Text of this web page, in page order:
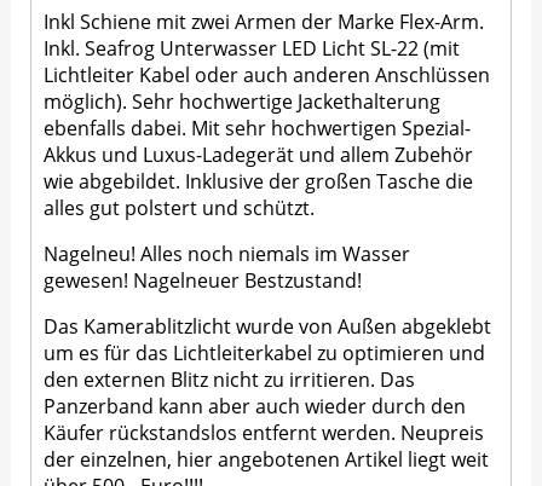
Inkl Schiene mit zwei Armen der Marke Flex-Arm.
Inkl. Seafrog Unterwasser LED Licht SL-22 (mit
Lichtleiter Kabel oder auch anderen Anschlüssen
möglich). Sehr hochwertige Jackethalterung
ebenfalls dabei. Mit sehr hochwertigen Spezial-
Akkus und Luxus-Ladegerät und allem Zubehör
wie abgebildet. Inklusive der großen Tasche die
alles gut polstert und schützt.
Nagelneu! Alles noch niemals im Wasser
gewesen! Nagelneuer Bestzustand!
Das Kamerablitzlicht wurde von Außen abgeklebt
um es für das Lichtleiterkabel zu optimieren und
den externen Blitz nicht zu irritieren. Das
Panzerband kann aber auch wieder durch den
Käufer rückstandslos entfernt werden. Neupreis
der einzelnen, hier angebotenen Artikel liegt weit